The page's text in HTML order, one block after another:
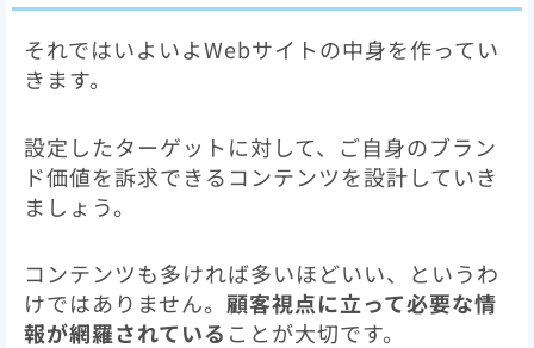
それではいよいよWebサイトの中身を作ってい
きます。
設定したターゲットに対して、ご自身のブラン
ド価値を訴求できるコンテンツを設計していき
ましょう。
コンテンツも多ければ多いほどいい、というわ
けではありません。 顧客視点に立って必要な情
報が網羅されている ことが大切です。